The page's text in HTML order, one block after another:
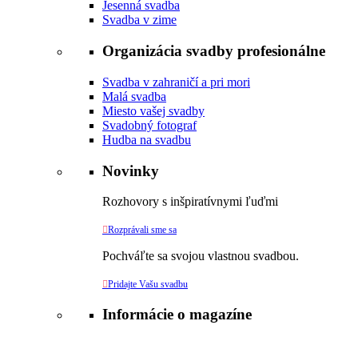
Jesenná svadba
Svadba v zime
Organizácia svadby profesionálne
Svadba v zahraničí a pri mori
Malá svadba
Miesto vašej svadby
Svadobný fotograf
Hudba na svadbu
Novinky
Rozhovory s inšpiratívnymi ľuďmi
Rozprávali sme sa
Pochváľte sa svojou vlastnou svadbou.
Pridajte Vašu svadbu
Informácie o magazíne